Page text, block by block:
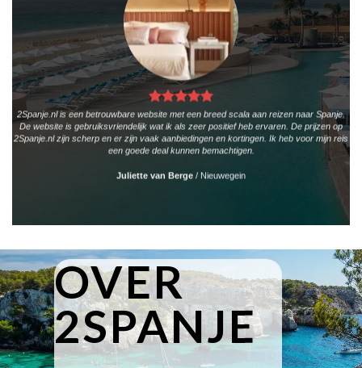
2Spanje.nl is een betrouwbare website met een breed scala aan reizen naar Spanje.
De website is gebruiksvriendelijk wat ik als zeer positief heb ervaren. De prijzen op
2Spanje.nl zijn scherp en er zijn vaak aanbiedingen en kortingen. Ik heb voor mijn reis
een goede deal kunnen bemachtigen.
Juliette van Berge / Nieuwegein
OVER
2SPANJE